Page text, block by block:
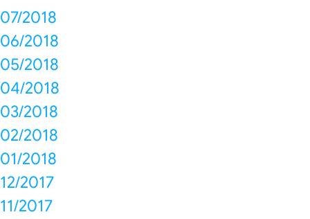
07/2018
06/2018
05/2018
04/2018
03/2018
02/2018
01/2018
12/2017
11/2017